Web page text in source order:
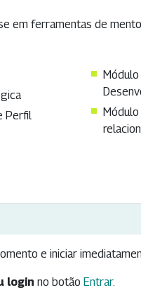
em ferramentas de
Perfil
e iniciar
login no botão Entrar.